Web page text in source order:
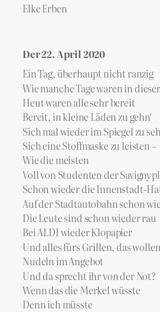
Elke Erben
Der 22. April 2020
Ein Tag, überhaupt nicht ranzig
Wie manche Tage waren in
Heut waren alle sehr bereit
Bereit, in kleine Läden zu gehn‘
Sich mal wieder im Spiegel zu
Sich eine Stoffmaske zu leisten –
Wie die meisten
Voll von Studenten der
Schon wieder die Innenstadt-
Auf der Stadtautobahn schon
Die Leute sind schon wieder rau
Bei ALDI wieder Klopapier
Und alles fürs Grillen, das
Nudeln im Angebot
Und da sprecht ihr von der Not?
Wenn das die Merkel wüsste
Denn ich müsste